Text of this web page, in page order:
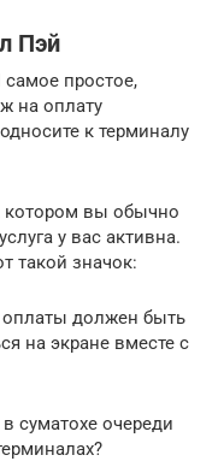
Пэй
самое простое,
на оплату
к терминалу
котором вы обычно
у вас активна.
такой значок:
оплаты должен быть
на экране вместе с
суматохе очереди